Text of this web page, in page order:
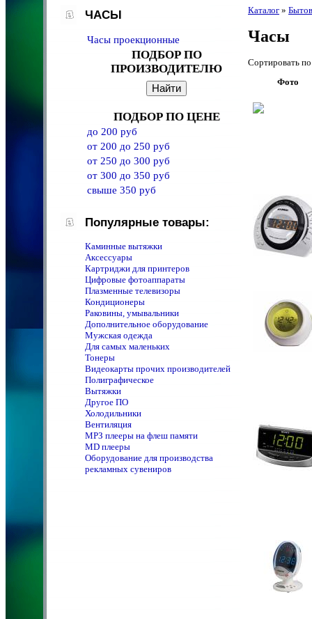
ЧАСЫ
Часы проекционные
ПОДБОР ПО
ПРОИЗВОДИТЕЛЮ
ПОДБОР ПО ЦЕНЕ
до 200 руб
от 200 до 250 руб
от 250 до 300 руб
от 300 до 350 руб
свыше 350 руб
Популярные товары:
Каминные вытяжки
Аксессуары
Картриджи для принтеров
Цифровые фотоаппараты
Плазменные телевизоры
Кондиционеры
Раковины, умывальники
Дополнительное оборудование
Мужская одежда
Для самых маленьких
Тонеры
Видеокарты прочих производителей
Полиграфическое
Вытяжки
Другое ПО
Холодильники
Вентиляция
MPЗ плееры на флеш памяти
MD плееры
Оборудование для производства
рекламных сувениров
Каталог »
Часы
Сортировать
Фото